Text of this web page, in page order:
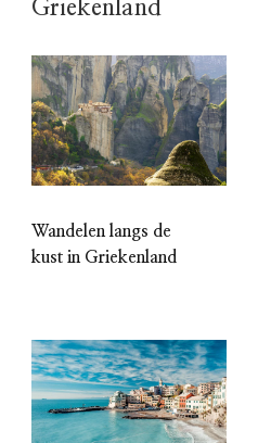
Griekenland
Wandelen langs de
kust in Griekenland